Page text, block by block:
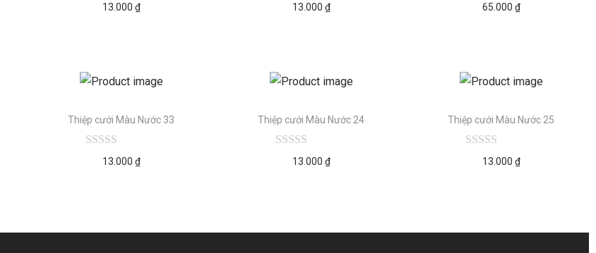
13.000 ₫ 13.000 ₫ 65.000 ₫
Thiệp cưới Màu Nước 33
13.000 ₫
Thiệp cưới Màu Nước 24
13.000 ₫
Thiệp cưới Màu Nước 25
13.000 ₫